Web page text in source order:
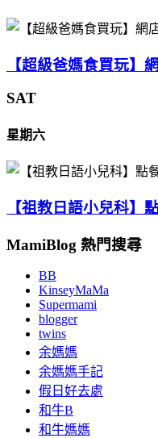
【超級爸媽食買玩】
SAT
星期六
【祖教日語小兒科】
MamiBlog 熱門搜尋
BB
KinseyMaMa
Supermami
blogger
twins
余媽媽
余媽媽手記
假日好去處
和牛B
和牛媽媽